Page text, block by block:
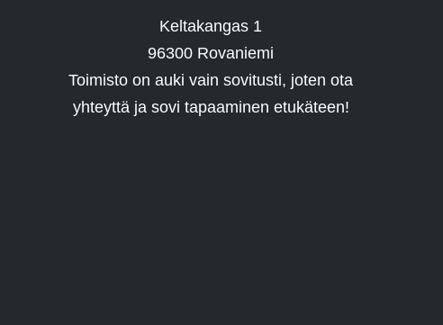
Keltakangas 1
96300 Rovaniemi
Toimisto on auki vain sovitusti, joten ota
yhteyttä ja sovi tapaaminen etukäteen!